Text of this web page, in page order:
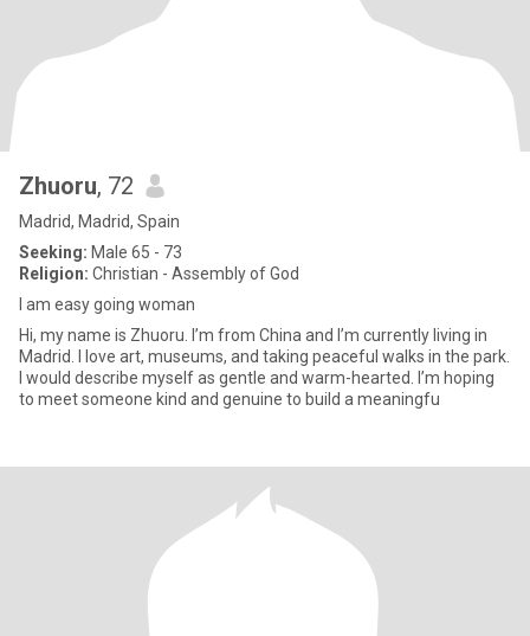
Zhuoru, 72
Madrid, Madrid, Spain
Seeking: Male 65 - 73
Religion: Christian - Assembly of God
I am easy going woman
Hi, my name is Zhuoru. I’m from China and I’m currently living in
Madrid. I love art, museums, and taking peaceful walks in the park.
I would describe myself as gentle and warm-hearted. I’m hoping
to meet someone kind and genuine to build a meaningfu